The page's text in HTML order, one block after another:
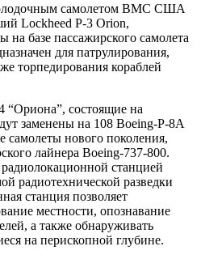
самолетом ВМС США
Lockheed P-3 Orion,
на базе пассажирского самолета
для патрулирования,
торпедирования кораблей
“Ориона”, состоящие на
заменены на 108 Boeing-P-8A
самолеты нового поколения,
лайнера Boeing-737-800.
станцией
радиотехнической разведки
станция позволяет
местности, опознавание
а также обнаруживать
на перископной глубине.